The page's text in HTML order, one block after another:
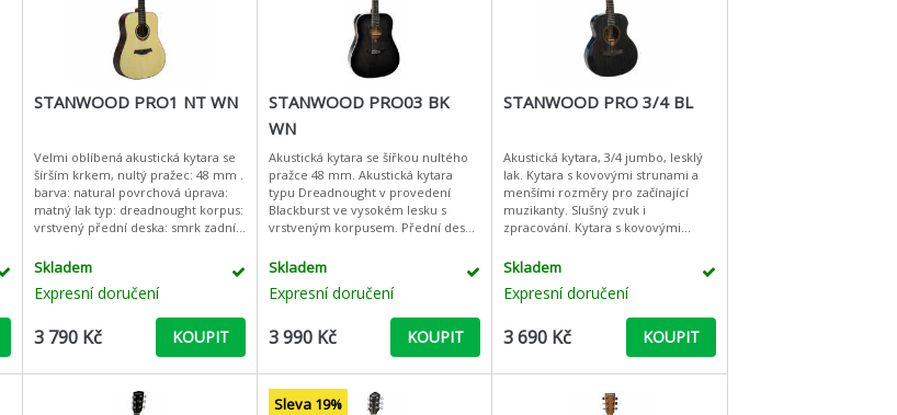
STANWOOD PRO1 NT WN
Velmi oblíbená akustická kytara se
šírším krkem, nultý pražec: 48 mm .
barva: natural povrchová úprava:
matný lak typ: dreadnought korpus:
vrstvený přední deska: smrk zadní
Skladem
Expresní doručení
3 790 Kč KOUPIT
STANWOOD PRO03 BK
WN
Akustická kytara se šířkou nultého
pražce 48 mm. Akustická kytara
typu Dreadnought v provedení
Blackburst ve vysokém lesku s
vrstveným korpusem. Přední deska
stejně jako krk jsou vyrobeny z
Skladem
Expresní doručení
3 990 Kč KOUPIT
STANWOOD PRO 3/4 BL
Akustická kytara, 3/4 jumbo, lesklý
lak. Kytara s kovovými strunami a
menšími rozměry pro začínající
muzikanty. Slušný zvuk i
zpracování. Kytara s kovovými
začínající muzikanty. Sluš
Skladem
Expresní doručení
3 690 Kč KOUPIT
Sleva 19%